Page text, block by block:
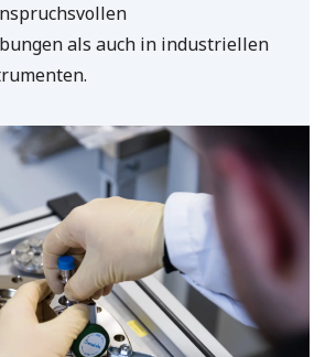
als auch in industriellen